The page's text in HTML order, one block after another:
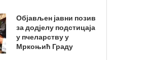
Објављен јавни позив
за додјелу подстицаја
у пчеларству у
Мркоњић Граду